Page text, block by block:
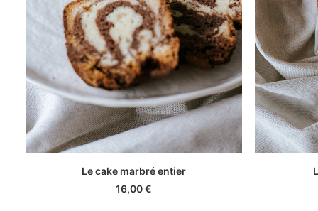
AJOUTER AU PANIER
Le cake marbré entier
16,00€